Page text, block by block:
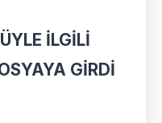
İLGİLİ
GİRDİ